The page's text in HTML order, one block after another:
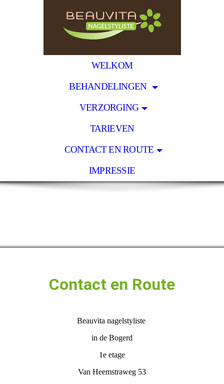
WELKOM
BEHANDELINGEN
VERZORGING
TARIEVEN
CONTACT EN ROUTE
IMPRESSIE
Contact en Route
Beauvita nagelstyliste
in de Bogerd
1e etage
Van Heemstraweg 53